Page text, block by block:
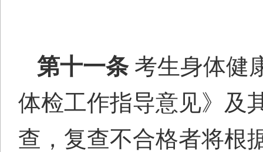
第十一条 考生身体健
体检工作指导意见》及
查，复查不合格者将根